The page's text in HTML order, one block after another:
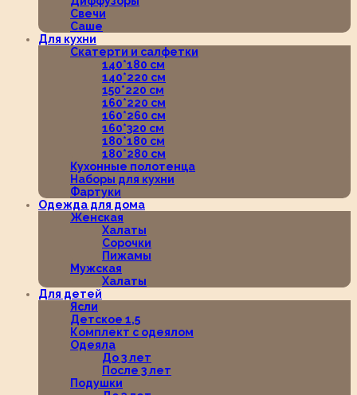
Свечи
Саше
Для кухни
Скатерти и салфетки
140*180 см
140*220 см
150*220 см
160*220 см
160*260 см
160*320 см
180*180 см
180*280 см
Кухонные полотенца
Наборы для кухни
Фартуки
Одежда для дома
Женская
Халаты
Сорочки
Пижамы
Мужская
Халаты
Для детей
Ясли
Детское 1,5
Комплект с одеялом
Одеяла
До 3 лет
После 3 лет
Подушки